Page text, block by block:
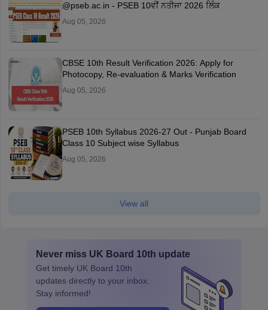
@pseb.ac.in - PSEB 10ਵੀਂ ਨਤੀਜਾ 2026 ਲਿੰਕ
Aug 05, 2026
CBSE 10th Result Verification 2026: Apply for
Photocopy, Re-evaluation & Marks Verification
Aug 05, 2026
PSEB 10th Syllabus 2026-27 Out - Punjab Board
Class 10 Subject wise Syllabus
Aug 05, 2026
View all
Never miss UK Board 10th update
Get timely UK Board 10th
updates directly to your inbox.
Stay informed!